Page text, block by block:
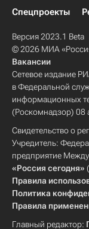
Спецпроекты
Версия 2023.1 Beta
© 2026 МИА
Вакансии
Сетевое издание
в Федеральной
информационных
(Роскомнадзор) 08
Свидетельство о
Учредитель:
предприятие
«Россия сегодня»
Правила
Политика
Правила
Главный редактор: